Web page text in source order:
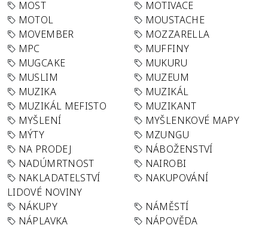
MOST
MOTIVACE
MOTOL
MOUSTACHE
MOVEMBER
MOZZARELLA
MPC
MUFFINY
MUGCAKE
MUKURU
MUSLIM
MUZEUM
MUZIKA
MUZIKÁL
MUZIKÁL MEFISTO
MUZIKANT
MYŠLENÍ
MYŠLENKOVÉ MAPY
MÝTY
MZUNGU
NA PRODEJ
NÁBOŽENSTVÍ
NADÚMRTNOST
NAIROBI
NAKLADATELSTVÍ
LIDOVÉ NOVINY
NAKUPOVÁNÍ
NÁKUPY
NÁMĚSTÍ
NÁPLAVKA
NÁPOVĚDA